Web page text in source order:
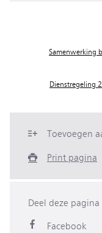
Dienstregeling
Samenwerking
Toevoegen
Print pagina
Deel deze pagina
Facebook